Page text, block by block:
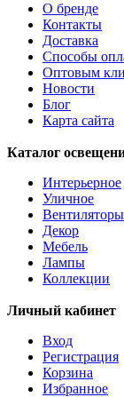
О бренде
Контакты
Доставка
Способы
Оптовым
Новости
Блог
Карта сайта
Каталог
Интерьерное
Уличное
Вентиляторы
Декор
Мебель
Лампы
Коллекции
Личный кабинет
Вход
Регистрация
Корзина
Избранное